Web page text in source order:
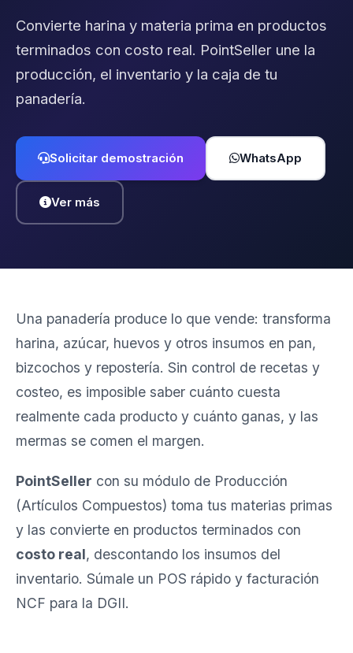
Convierte harina y materia prima en productos
terminados con costo real. PointSeller une la
producción, el inventario y la caja de tu
panadería.
Solicitar demostración WhatsApp
Ver más
Una panadería produce lo que vende: transforma
harina, azúcar, huevos y otros insumos en pan,
bizcochos y repostería. Sin control de recetas y
costeo, es imposible saber cuánto cuesta
realmente cada producto y cuánto ganas, y las
mermas se comen el margen.
PointSeller con su módulo de Producción
(Artículos Compuestos) toma tus materias primas
y las convierte en productos terminados con
costo real, descontando los insumos del
inventario. Súmale un POS rápido y facturación
NCF para la DGII.